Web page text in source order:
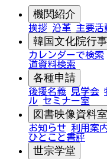
機関紹介
挨拶 沿革 主要活
韓国文化院行事
カレンダーで検索
道資料検索
各種申請
後援名義 見学会
ル セミナー室
図書映像資料室
お知らせ 利用案
ひとこと書評
世宗学堂